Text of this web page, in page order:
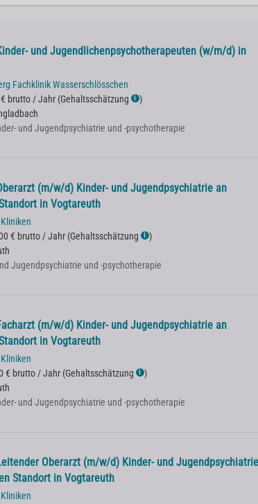
und Jugendlichenpsychotherapeuten (w/m/d) in
Fachklinik Wasserschlösschen
brutto / Jahr (Gehaltsschätzung ℹ )
und Jugendpsychiatrie und -psychotherapie
(m/w/d) Kinder- und Jugendpsychiatrie an
in Vogtareuth
€ brutto / Jahr (Gehaltsschätzung ℹ )
Jugendpsychiatrie und -psychotherapie
(m/w/d) Kinder- und Jugendpsychiatrie an
in Vogtareuth
€ brutto / Jahr (Gehaltsschätzung ℹ )
und Jugendpsychiatrie und -psychotherapie
Oberarzt (m/w/d) Kinder- und Jugendpsychiatrie
Standort in Vogtareuth